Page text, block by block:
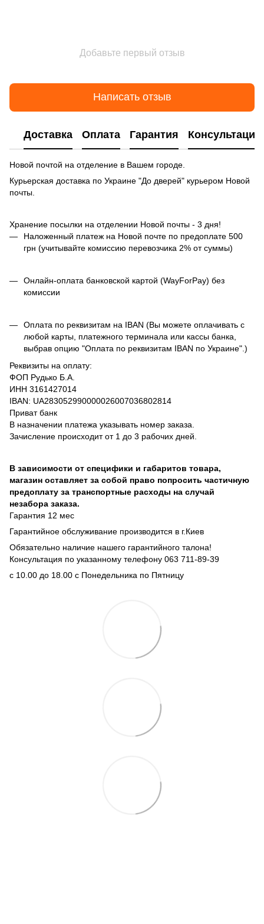
Добавьте первый отзыв
Написать отзыв
Доставка Оплата Гарантия Консультация
Новой почтой на отделение в Вашем городе.
Курьерская доставка по Украине "До дверей" курьером Новой
почты.
Хранение посылки на отделении Новой почты - 3 дня!
Наложенный платеж на Новой почте по предоплате 500
грн (учитывайте комиссию перевозчика 2% от суммы)
Онлайн-оплата банковской картой (WayForPay) без
комиссии
Оплата по реквизитам на IBAN (Вы можете оплачивать с
любой карты, платежного терминала или кассы банка,
выбрав опцию "Оплата по реквизитам IBAN по Украине".)
Реквизиты на оплату:
ФОП Рудько Б.А.
ИНН 3161427014
IBAN: UA283052990000026007036802814
Приват банк
В назначении платежа указывать номер заказа.
Зачисление происходит от 1 до 3 рабочих дней.
В зависимости от специфики и габаритов товара,
магазин оставляет за собой право попросить частичную
предоплату за транспортные расходы на случай
незабора заказа.
Гарантия 12 мес
Гарантийное обслуживание производится в г.Киев
Обязательно наличие нашего гарантийного талона!
Консультация по указанному телефону 063 711-89-39
с 10.00 до 18.00 с Понедельника по Пятницу